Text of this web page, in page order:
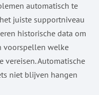
automatisch te
juiste supportniveau
historische data om
voorspellen welke
Automatische
niet blijven hangen